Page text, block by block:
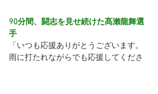
90分間、闘志を見せ続けた髙瀨龍舞選
手
「いつも応援ありがとうございます。
雨に打たれながらでも応援してくださ